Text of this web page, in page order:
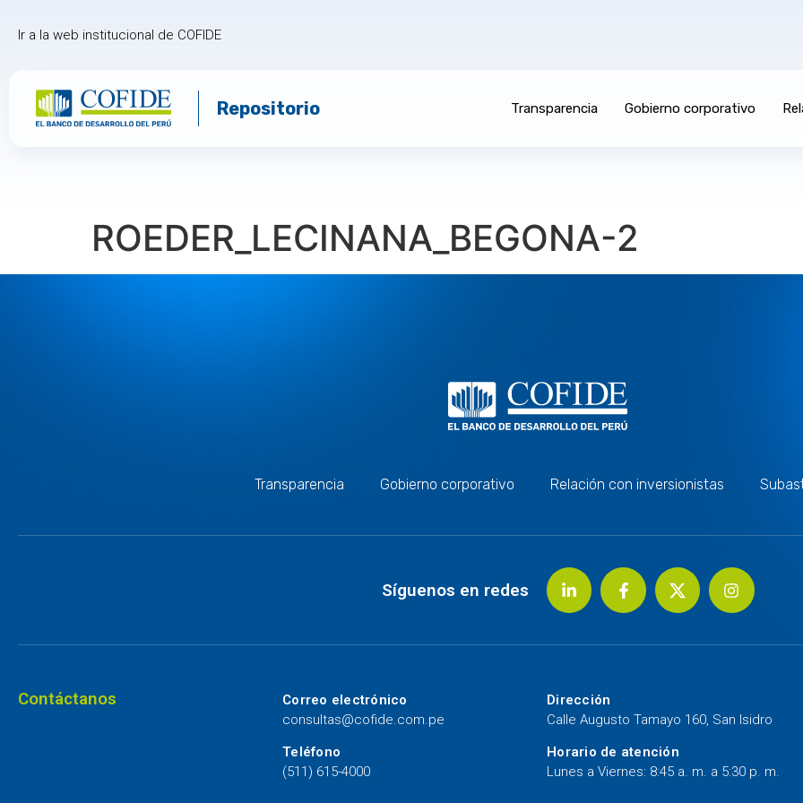
Ir a la web institucional de COFIDE
Repositorio Transparencia Gobierno corporativo
ROEDER_LECINANA_BEGONA-2
Transparencia Gobierno corporativo Relación con inversionistas
Síguenos en redes
Contáctanos
Correo electrónico
consultas@cofide.com.pe
Teléfono
(511) 615-4000
Dirección
Calle Augusto Tamayo 160, San Isidro
Horario de atención
Lunes a Viernes: 8:45 a. m. a 5:30 p. m.